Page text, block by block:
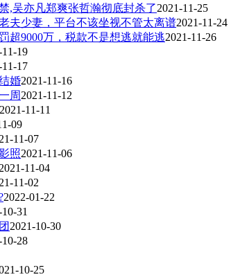
,吴亦凡郑爽张哲瀚彻底封杀了2021-11-25
夫少妻，平台不该坐视不管太离谱2021-11-24
超9000万，税款不是想逃就能逃2021-11-26
11-19
11-17
婚2021-11-16
周2021-11-12
2021-11-11
09
11-07
照2021-11-06
2021-11-04
11-02
2022-01-22
31
2021-10-30
10-28
10-25